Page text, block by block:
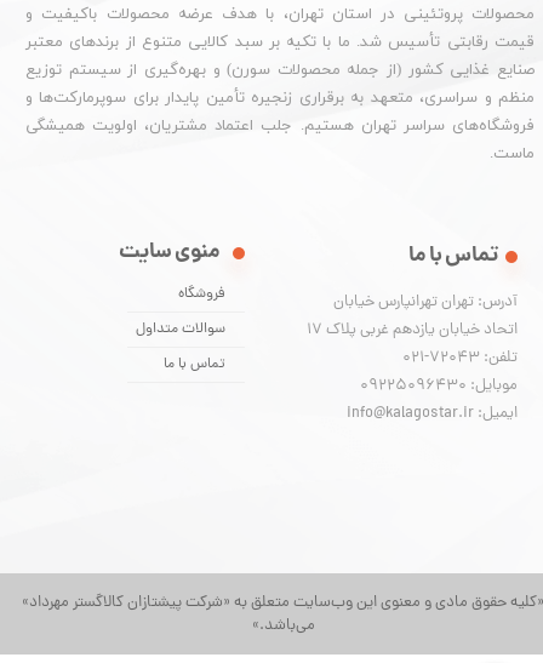
حقوق مادی و معنوی این وب‌سایت متعلق به «شرکت پیشتازان کالاگستر مهرداد»
می‌باشد.»
محصولات پروتئینی در استان تهران، با هدف عرضه محصولات باکیفیت و
قیمت رقابتی تأسیس شد. ما با تکیه بر سبد کالایی متنوع از برندهای معتبر
صنایع غذایی کشور (از جمله محصولات سورن) و بهره‌گیری از سیستم توزیع
منظم و سراسری، متعهد به برقراری زنجیره تأمین پایدار برای سوپرمارکت‌ها و
فروشگاه‌های سراسر تهران هستیم. جلب اعتماد مشتریان، اولویت همیشگی
ماست.
منوی سایت
فروشگاه
سوالات متداول
تماس با ما
تماس با ما
آدرس: تهران تهرانپارس خیابان
اتحاد خیابان یازدهم غربی پلاک ۱۷
تلفن: 72043-021
موبایل: 09225096430
ایمیل: info@kalagostar.ir